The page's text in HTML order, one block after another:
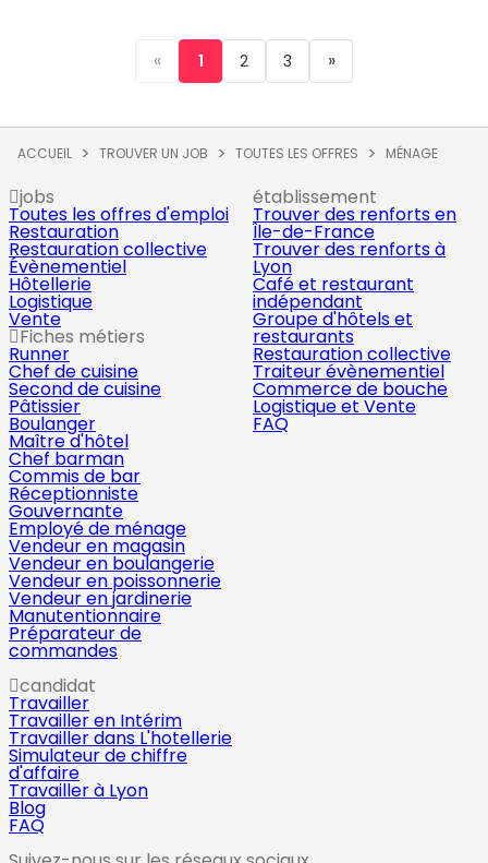
« 1 2 3 »
ACCUEIL TROUVER UN JOB TOUTES LES OFFRES MÉNAGE
jobs
Toutes les offres d'emploi
Restauration
Restauration collective
Évènementiel
Hôtellerie
Logistique
Vente
Fiches métiers
Runner
Chef de cuisine
Second de cuisine
Pâtissier
Boulanger
Maître d'hôtel
Chef barman
Commis de bar
Réceptionniste
Gouvernante
Employé de ménage
Vendeur en magasin
Vendeur en boulangerie
Vendeur en poissonnerie
Vendeur en jardinerie
Manutentionnaire
Préparateur de
commandes
établissement
Trouver des renforts en
Île-de-France
Trouver des renforts à
Lyon
Café et restaurant
indépendant
Groupe d'hôtels et
restaurants
Restauration collective
Traiteur évènementiel
Commerce de bouche
Logistique et Vente
FAQ
candidat
Travailler
Travailler en Intérim
Travailler dans L'hotellerie
Simulateur de chiffre
d'affaire
Travailler à Lyon
Blog
FAQ